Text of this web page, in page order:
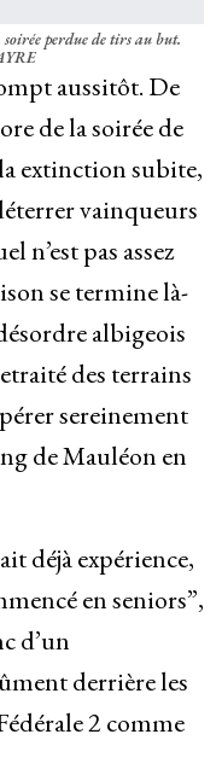
perdue de tirs au but.
aussitôt. De
de la soirée de
extinction subite,
vainqueurs
n’est pas assez
se termine là-
albigeois
des terrains
sereinement
de Mauléon en
déjà expérience,
en seniors”,
d’un
derrière les
2 comme